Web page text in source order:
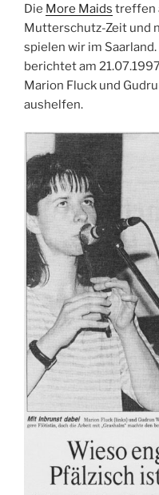
Die More Maids treffen
Mutterschutz-Zeit und
spielen wir im
berichtet am
Marion Fluck und
aushelfen.